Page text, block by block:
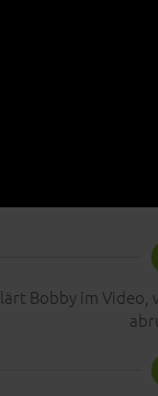
Bobby im